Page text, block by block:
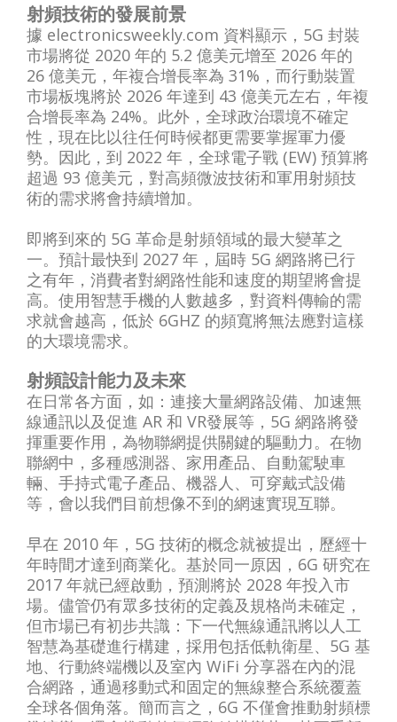
射頻技術的發展前景
據 electronicsweekly.com 資料顯示，5G 封裝
市場將從 2020 年的 5.2 億美元增至 2026 年的
26 億美元，年複合增長率為 31%，而行動裝置
市場板塊將於 2026 年達到 43 億美元左右，年複
合增長率為 24%。此外，全球政治環境不確定
性，現在比以往任何時候都更需要掌握軍力優
勢。因此，到 2022 年，全球電子戰 (EW) 預算將
超過 93 億美元，對高頻微波技術和軍用射頻技
術的需求將會持續增加。
即將到來的 5G 革命是射頻領域的最大變革之
一。預計最快到 2027 年，屆時 5G 網路將已行
之有年，消費者對網路性能和速度的期望將會提
高。使用智慧手機的人數越多，對資料傳輸的需
求就會越高，低於 6GHZ 的頻寬將無法應對這樣
的大環境需求。
射頻設計能力及未來
在日常各方面，如：連接大量網路設備、加速無
線通訊以及促進 AR 和 VR發展等，5G 網路將發
揮重要作用，為物聯網提供關鍵的驅動力。在物
聯網中，多種感測器、家用產品、自動駕駛車
輛、手持式電子產品、機器人、可穿戴式設備
等，會以我們目前想像不到的網速實現互聯。
早在 2010 年，5G 技術的概念就被提出，歷經十
年時間才達到商業化。基於同一原因，6G 研究在
2017 年就已經啟動，預測將於 2028 年投入市
場。儘管仍有眾多技術的定義及規格尚未確定，
但市場已有初步共識：下一代無線通訊將以人工
智慧為基礎進行構建，採用包括低軌衛星、5G 基
地、行動終端機以及室內 WiFi 分享器在內的混
合網路，通過移動式和固定的無線整合系統覆蓋
全球各個角落。簡而言之，6G 不僅會推動射頻標